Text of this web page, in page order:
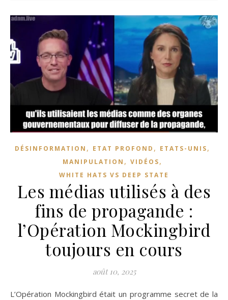
DÉSINFORMATION , ETAT PROFOND , ETATS-UNIS,
MANIPULATION , VIDÉOS,
WHITE HATS VS DEEP STATE
Les médias utilisés à des
fins de propagande :
l’Opération Mockingbird
toujours en cours
août 10, 2025
L’Opération Mockingbird était un programme secret de la